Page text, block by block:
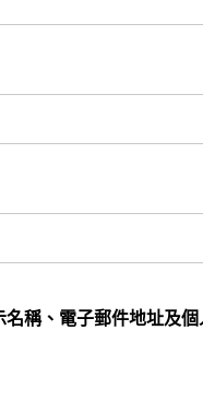
名稱、電子郵件地址及